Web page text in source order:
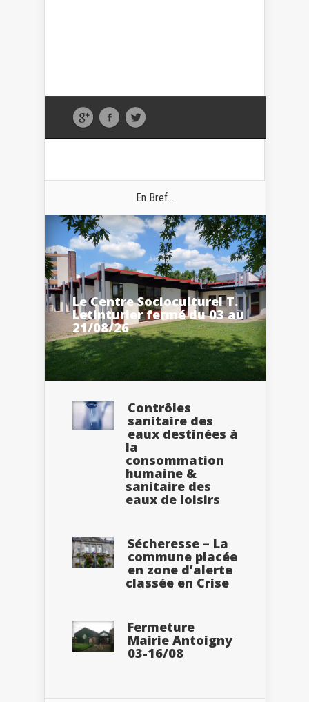
En Bref...
Le Centre Socioculturel T.
Letinturier fermé du 03 au
21/08/26
Contrôles
sanitaire des
eaux destinées à
la
consommation
humaine &
sanitaire des
eaux de loisirs
Sécheresse – La
commune placée
en zone d’alerte
classée en Crise
Fermeture
Mairie Antoigny
03-16/08